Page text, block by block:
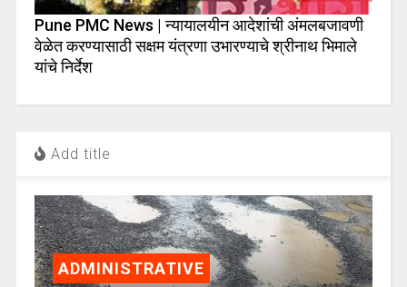
Pune PMC News | न्यायालयीन आदेशांची अंमलबजावणी
वेळेत करण्यासाठी सक्षम यंत्रणा उभारण्याचे श्रीनाथ भिमाले
यांचे निर्देश
Add title
ADMINISTRATIVE